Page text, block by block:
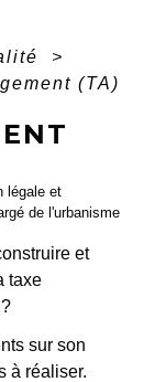
>
(TA)
légale et
de l'urbanisme
et
taxe
sur son
à réaliser.